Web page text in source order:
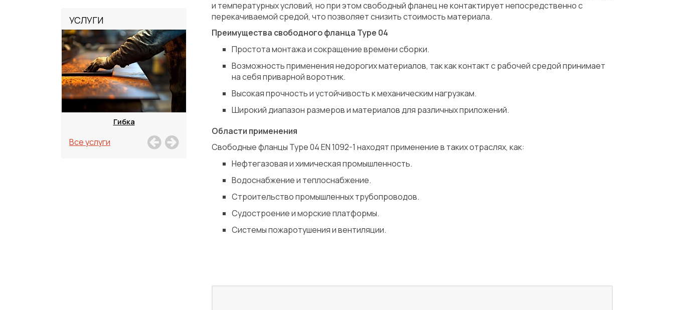
УСЛУГИ
Гибка
Все услуги
и температурных условий, но при этом свободный фланец не контактирует непосредственно с
перекачиваемой средой, что позволяет снизить стоимость материала.
Преимущества свободного фланца Type 04
Простота монтажа и сокращение времени сборки.
Возможность применения недорогих материалов, так как контакт с рабочей средой принимает
на себя приварной воротник.
Высокая прочность и устойчивость к механическим нагрузкам.
Широкий диапазон размеров и материалов для различных приложений.
Области применения
Свободные фланцы Type 04 EN 1092-1 находят применение в таких отраслях, как:
Нефтегазовая и химическая промышленность.
Водоснабжение и теплоснабжение.
Строительство промышленных трубопроводов.
Судостроение и морские платформы.
Системы пожаротушения и вентиляции.